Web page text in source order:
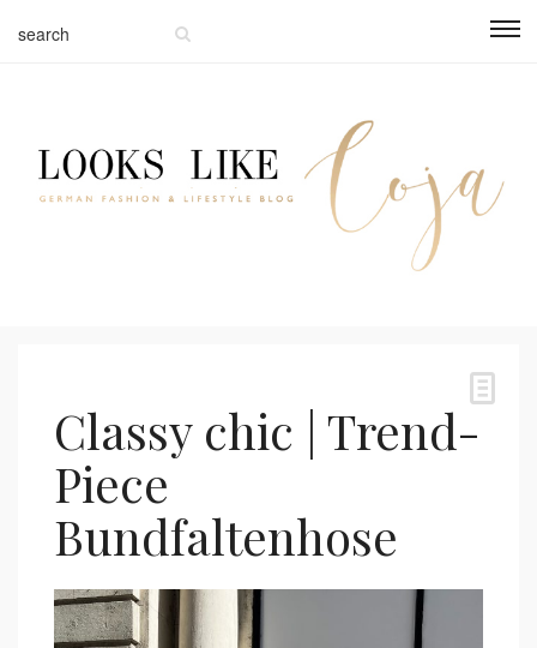
Classy chic | Trend-
Piece
Bundfaltenhose